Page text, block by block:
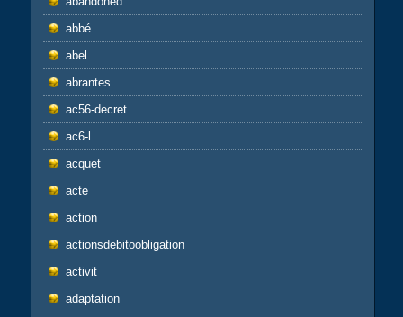
abbé
abel
abrantes
ac56-decret
ac6-l
acquet
acte
action
actionsdebitoobligation
activit
adaptation